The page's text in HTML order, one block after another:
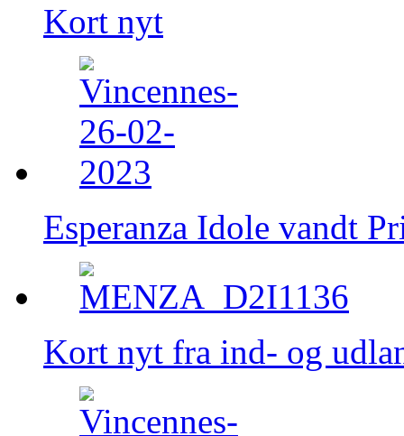
Kort nyt
Esperanza Idole vandt
Kort nyt fra ind- og